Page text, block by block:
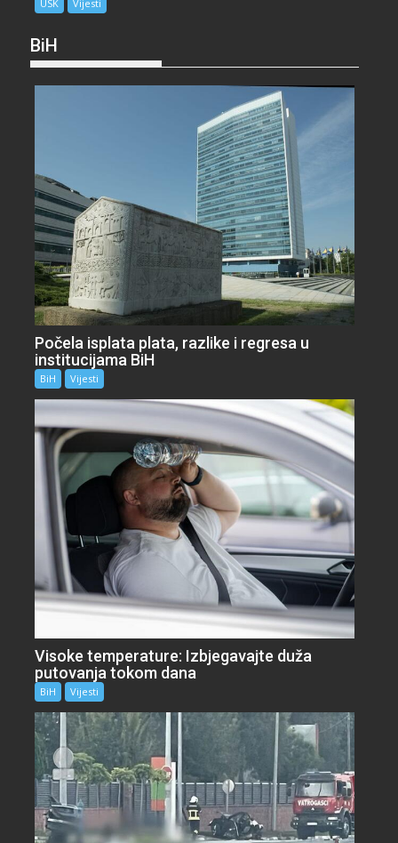
USK Vijesti
BiH
Počela isplata plata, razlike i regresa u
institucijama BiH
BiH Vijesti
Visoke temperature: Izbjegavajte duža
putovanja tokom dana
BiH Vijesti